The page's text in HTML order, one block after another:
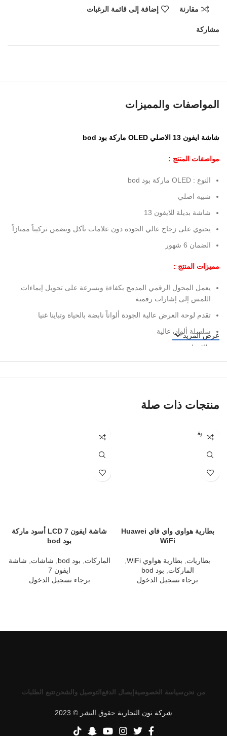
مقارنة إضافة إلى قائمة الرغبات
مشاركة
المواصفات والمميزات
شاشة ايفون 13 الاصلي OLED ماركة بود bod
مواصفات المنتج :
النوع : OLED ماركة بود bod
شبيه اصلي
شاشة بديلة للايفون 13
يحتوي على زجاج عالي الجودة دون علامات تآكل ويضمن تركيباً ممتازاً
الضمان 6 شهور
مميزات المنتج :
يعمل المحول الرقمي المدمج بكفاءة وبسرعة على تحويل إيماءات
اللمس إلى إشارات رقمية
تقدم لوحة العرض عالية الجودة ألواناً نابضة بالحياة وتباينا غنيا
سلسلة ألوان عالية
طلاء نانو
سمك تصنيع المعدات الأصلية
ألوان حقيقية
إضاءة فائقة
عرض المزيد
منتجات ذات صلة
غير متوف
ر
بطارية هواوي واي فاي Huawei
WiFi
بطاريات, بطارية هواوي WiFi
,
الماركات, بود bod
برجاء تسجيل الدخول
شاشة ايفون 7 LCD أسود ماركة
بود bod
الماركات, بود bod , شاشات, شاشة
ايفون 7
برجاء تسجيل الدخول
من نحنسياسة الخصوصية إيصال الدفع التوصيل والشحنتتبع الطلبات
شركة نون التجارية حقوق النشر © 2023